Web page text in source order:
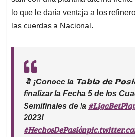
lo que le daría ventaja a los
las cuerdas a Nacional.
🔖 ¡Conoce la 𝗧𝗮𝗯𝗹𝗮 𝗱𝗲
finalizar la Fecha 5 de los
Semifinales de la
2023!
#HechosDePasión